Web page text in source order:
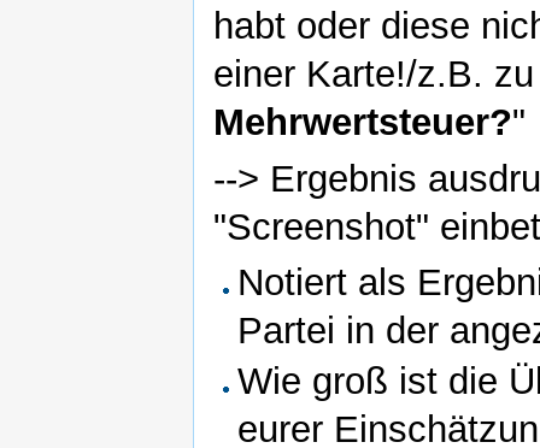
habt oder diese
einer Karte!/z.B.
Mehrwertsteuer?"
--> Ergebnis
"Screenshot"
Notiert als
Partei in der
Wie groß ist die
eurer